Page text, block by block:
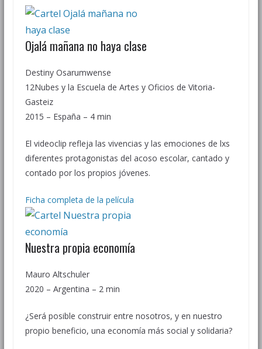
Ojalá mañana no haya clase
Destiny Osarumwense
12Nubes y la Escuela de Artes y Oficios de Vitoria-
Gasteiz
2015 – España – 4 min
El videoclip refleja las vivencias y las emociones de lxs
diferentes protagonistas del acoso escolar, cantado y
contado por los propios jóvenes.
Ficha completa de la película
Nuestra propia economía
Mauro Altschuler
2020 – Argentina – 2 min
¿Será posible construir entre nosotros, y en nuestro
propio beneficio, una economí­a más social y solidaria?